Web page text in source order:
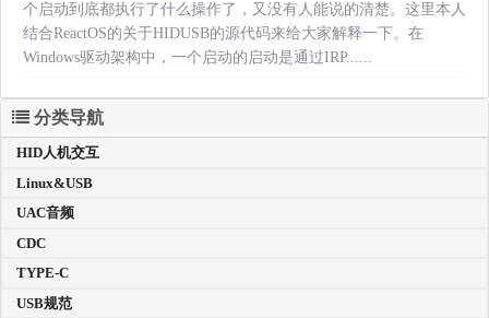
个启动到底都执行了什么操作了，又没有人能说的清楚。这里本人
结合ReactOS的关于HIDUSB的源代码来给大家解释一下。在
Windows驱动架构中，一个启动的启动是通过IRP......
分类导航
HID人机交互
Linux&USB
UAC音频
CDC
TYPE-C
USB规范